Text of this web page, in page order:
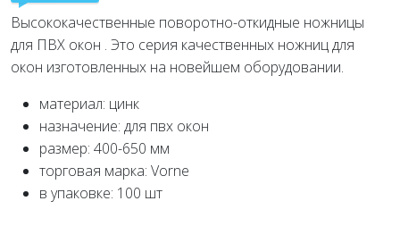
Высококачественные поворотно-откидные ножницы
для ПВХ окон . Это серия качественных ножниц для
окон изготовленных на новейшем оборудовании.
материал: цинк
назначение: для пвх окон
размер: 400-650 мм
торговая марка: Vorne
в упаковке: 100 шт